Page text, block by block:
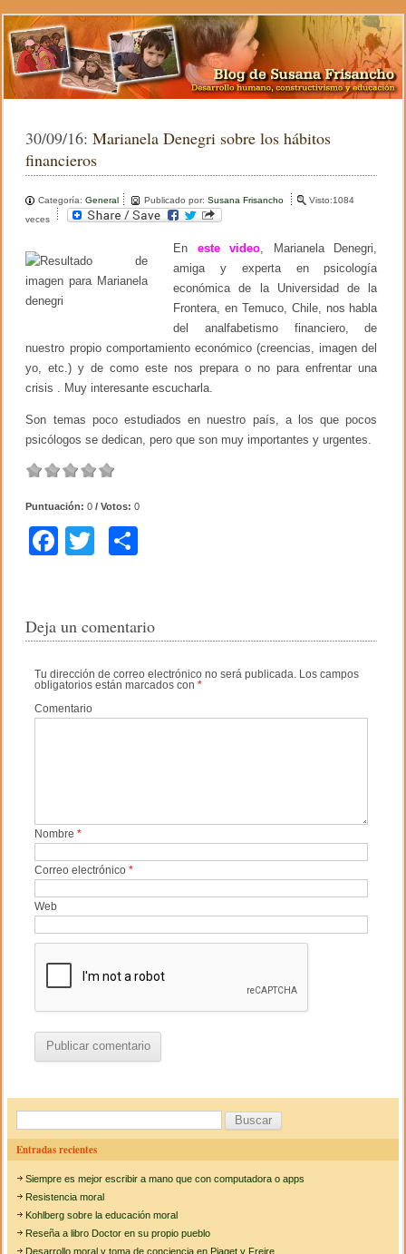
30/09/16:Marianela Denegri sobre los hábitos
financieros
Categoría:General Publicado por:Susana Frisancho
Visto:1084
veces
En este video , Marianela Denegri,
amiga y experta en psicología
económica de la Universidad de la
Frontera, en Temuco, Chile, nos habla
del analfabetismo financiero, de
nuestro propio comportamiento económico (creencias, imagen del
yo, etc.) y de como este nos prepara o no para enfrentar una
crisis . Muy interesante escucharla.
Son temas poco estudiados en nuestro país, a los que pocos
psicólogos se dedican, pero que son muy importantes y urgentes.
Puntuación:0 / Votos:0
F
e
o
o
er p
tir
Deja un comentario
Tu dirección de correo electrónico no será publicada. Los campos
obligatorios están marcados con*
Comentario
Nombre*
Correo electrónico*
Web
u
c
a
Entradas recientes
Siempre es mejor escribir a mano que con computadora o apps
Resistencia moral
Kohlberg sobre la educación moral
Reseña a libro Doctor en su propio pueblo
Desarrollo moral y toma de conciencia en Piaget y Freire